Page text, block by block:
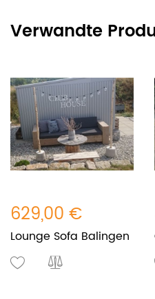
Verwandte
629,00 €
Lounge Sofa Balingen